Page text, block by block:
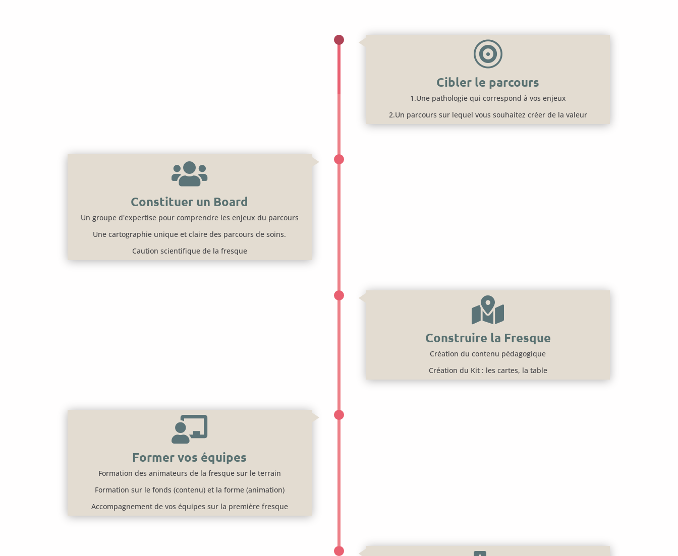

Cibler le parcours
1.Une pathologie qui correspond à vos enjeux
2.Un parcours sur lequel vous souhaitez créer de la valeur

Constituer un Board
Un groupe d'expertise pour comprendre les enjeux du parcours
Une cartographie unique et claire des parcours de soins.
Caution scientifique de la fresque

Construire la Fresque
Création du contenu pédagogique
Création du Kit : les cartes, la table

Former vos équipes
Formation des animateurs de la fresque sur le terrain
Formation sur le fonds (contenu) et la forme (animation)
Accompagnement de vos équipes sur la première fresque